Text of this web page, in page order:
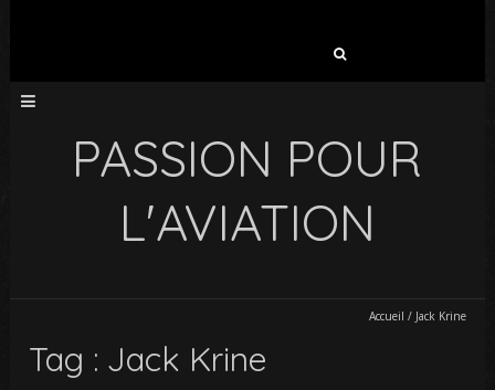
PASSION POUR
L'AVIATION
Accueil / Jack Krine
Tag : Jack Krine